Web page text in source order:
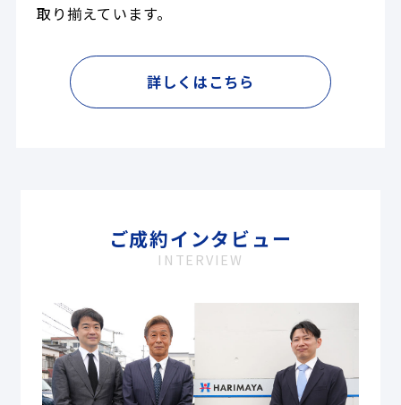
取り揃えています。
詳しくはこちら
ご成約インタビュー
INTERVIEW